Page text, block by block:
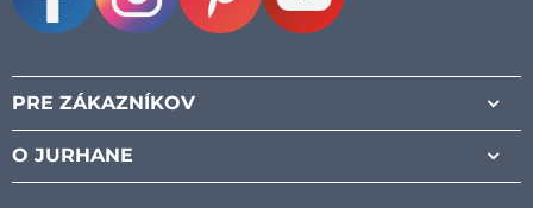
PRE ZÁKAZNÍKOV
O JURHANE